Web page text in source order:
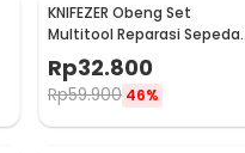
KNIFEZER Obeng Set
Multitool Reparasi Sepeda
Swiss Army EDC 11in1 - T25
Rp32.800
Rp59.900 46%